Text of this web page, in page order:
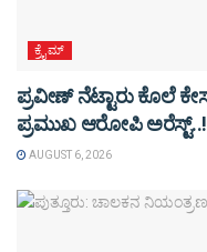
ಕ್ರೈಮ್
ಪ್ರವೀಣ್ ನೆಟ್ಟಾರು ಕೊಲೆ
ಪ್ರಮುಖ ಆರೋಪಿ
AUGUST 6, 2026